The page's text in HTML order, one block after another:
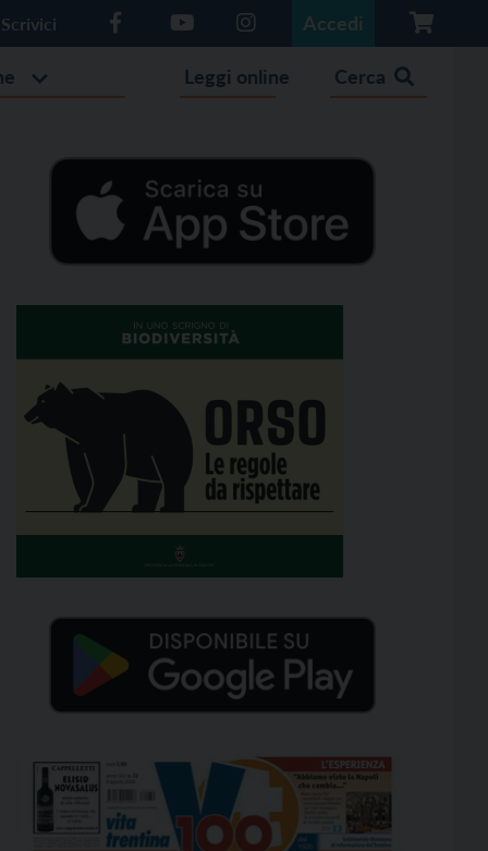
Scrivici Accedi
Leggi online Cerca